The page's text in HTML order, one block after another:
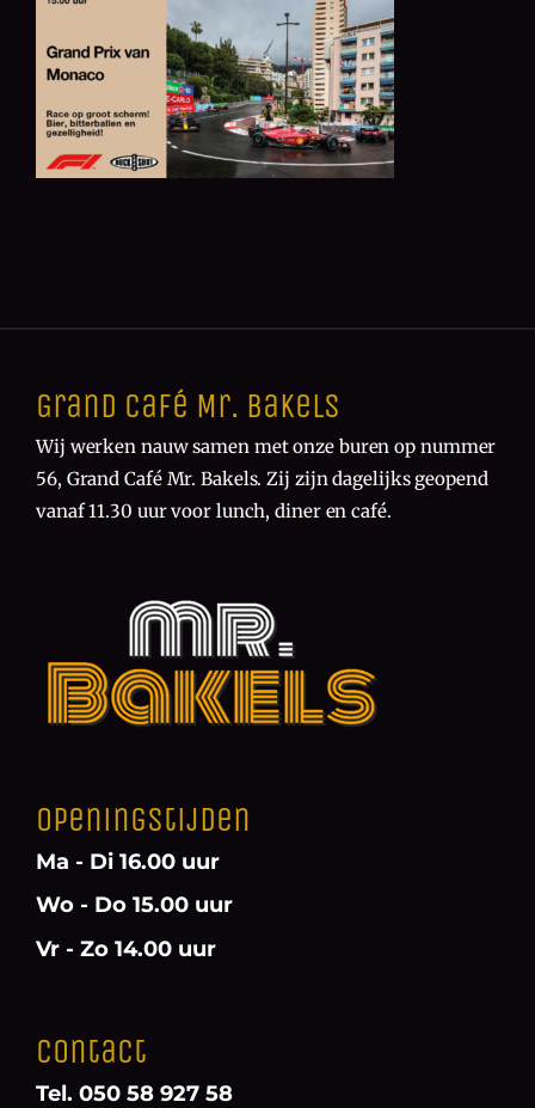
Grand Café Mr. Bakels
Wij werken nauw samen met onze buren op nummer
56, Grand Café Mr. Bakels. Zij zijn dagelijks geopend
vanaf 11.30 uur voor lunch, diner en café.
Openingstijden
Ma - Di 16.00 uur
Wo - Do 15.00 uur
Vr - Zo 14.00 uur
Contact
Tel. 050 58 927 58